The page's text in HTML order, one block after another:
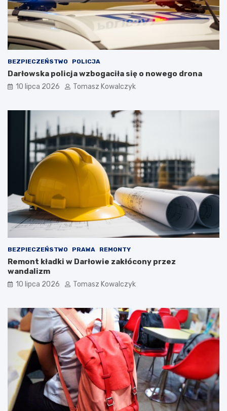
BEZPIECZEŃSTWO POLICJA
Darłowska policja wzbogaciła się o nowego drona
10 lipca 2026 Tomasz Kowalczyk
BEZPIECZEŃSTWO PRAWA REMONTY
Remont kładki w Darłowie zakłócony przez
wandalizm
10 lipca 2026 Tomasz Kowalczyk